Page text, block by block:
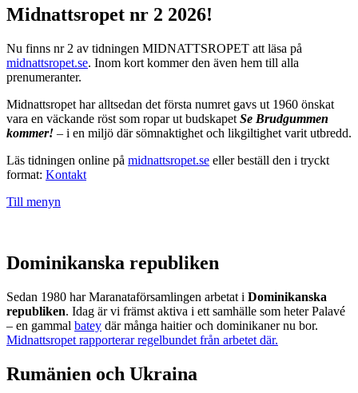
Midnattsropet nr 2 2026!
Nu finns nr 2 av tidningen MIDNATTSROPET att läsa på
midnattsropet.se. Inom kort kommer den även hem till alla
prenumeranter.
Midnattsropet har alltsedan det första numret gavs ut 1960 önskat
vara en väckande röst som ropar ut budskapet Se Brudgummen
kommer! – i en miljö där sömnaktighet och likgiltighet varit utbredd.
Läs tidningen online på midnattsropet.se eller beställ den i tryckt
format: Kontakt
Till menyn
Dominikanska republiken
Sedan 1980 har Maranataförsamlingen arbetat i Dominikanska
republiken. Idag är vi främst aktiva i ett samhälle som heter Palavé
– en gammal batey där många haitier och dominikaner nu bor.
Midnattsropet rapporterar regelbundet från arbetet där.
Rumänien och Ukraina